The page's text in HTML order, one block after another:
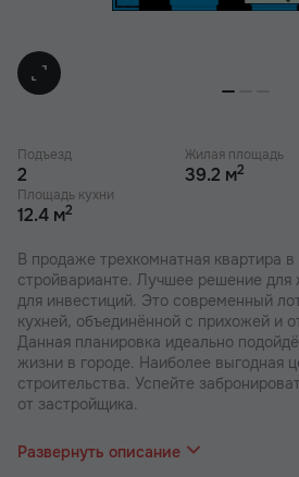
Подъезд
2
Жилая площадь
39.2 м2
Площадь кухни
12.4 м2
В продаже трехкомнатная квартира в
стройварианте. Лучшее решение для
для инвестиций. Это современный
кухней, объединённой с прихожей и
Данная планировка идеально
жизни в городе. Наиболее выгодная
строительства. Успейте
от застройщика.
отделе продаж вас
предложениям.
Развернуть описание